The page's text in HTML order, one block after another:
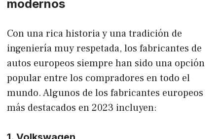
modernos
Con una rica historia y una tradición de
ingeniería muy respetada, los fabricantes de
autos europeos siempre han sido una opción
popular entre los compradores en todo el
mundo. Algunos de los fabricantes europeos
más destacados en 2023 incluyen: